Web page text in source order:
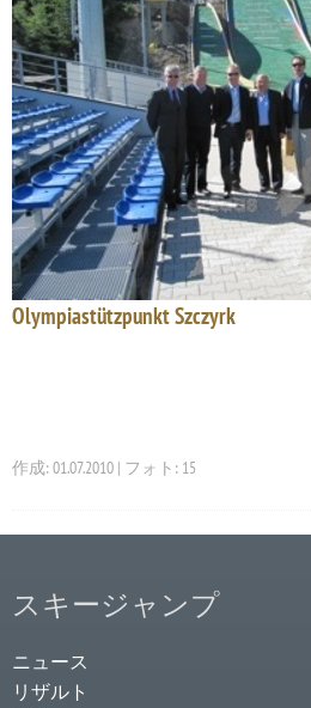
Olympiastützpunkt Szczyrk
作成: 01.07.2010 | フォト: 15
スキージャンプ
ニュース
リザルト